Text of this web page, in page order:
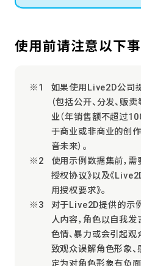
使用前请注意以下
如果使用Live2D公司
（包括公开、分发、贩
业（年销售额不超过
于商业或非商业的创
音未来）。
使用示例数据集前，需
授权协议》以及《
用授权要求》。
对于Live2D提供的示
人内容，角色以自我
色情、暴力或会引起
致观众误解角色形象、
定为对角色形象有负